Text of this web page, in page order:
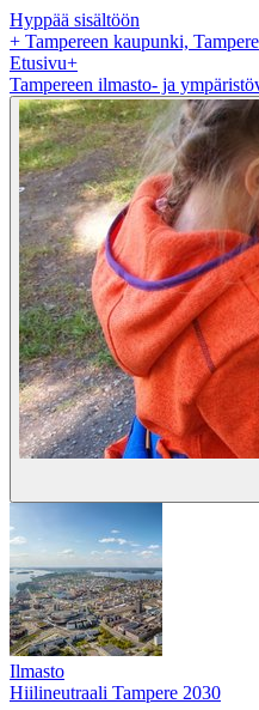
Hyppää sisältöön
+ Tampereen kaupunki,
Etusivu+
Tampereen ilmasto- ja
Ilmasto
Hiilineutraali Tampere 2030